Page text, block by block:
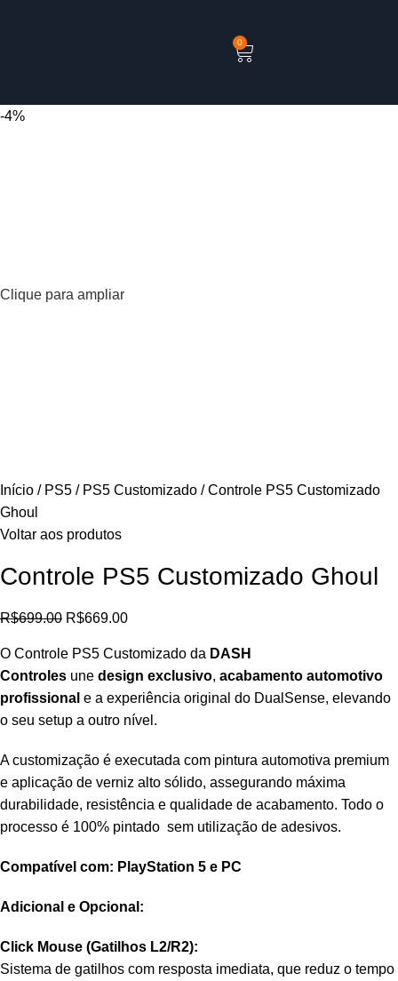
0
-4%
Clique para ampliar
Início PS5 PS5 Customizado
Controle PS5 Customizado
Ghoul
Voltar aos produtos
Controle PS5 Customizado Ghoul
R$699.00 R$669.00
O Controle PS5 Customizado da DASH
Controles une design exclusivo, acabamento automotivo
profissional e a experiência original do DualSense, elevando
o seu setup a outro nível.
A customização é executada com pintura automotiva premium
e aplicação de verniz alto sólido, assegurando máxima
durabilidade, resistência e qualidade de acabamento. Todo o
processo é 100% pintado sem utilização de adesivos.
Compatível com: PlayStation 5 e PC
Adicional e Opcional:
Click Mouse (Gatilhos L2/R2):
Sistema de gatilhos com resposta imediata, que reduz o tempo